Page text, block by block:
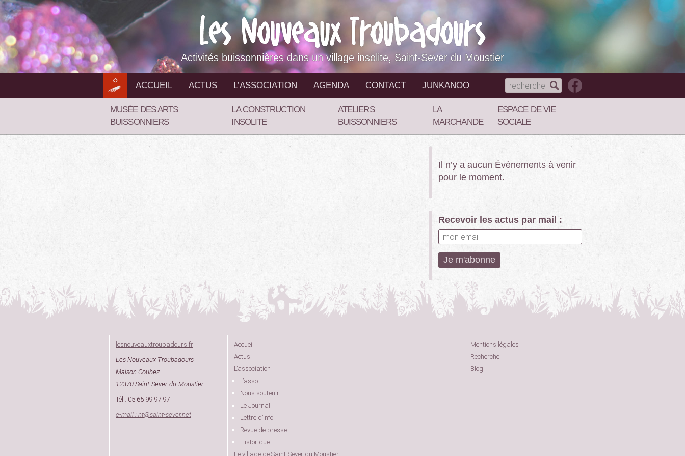
Aller
au
contenu
Activités buissonnières dans un village insolite, Saint-Sever du Moustier
ACCUEIL ACTUS L’ASSOCIATION AGENDA CONTACT JUNKANOO
MUSÉE DES ARTS
BUISSONNIERS
LA CONSTRUCTION
INSOLITE
ATELIERS
BUISSONNIERS
LA
MARCHANDE
ESPACE DE VIE
SOCIALE
Il n’y a aucun Évènements à venir
pour le moment.
Recevoir les actus par mail :
lesnouveauxtroubadours.fr
Les Nouveaux Troubadours
Maison Coubez
12370 Saint-Sever-du-Moustier
Tél : 05 65 99 97 97
e-mail : nt@saint-sever.net
Accueil
Actus
L’association
L’asso
Nous soutenir
Le Journal
Lettre d’info
Revue de presse
Historique
Le village de Saint-Sever du Moustier
Mentions légales
Recherche
Blog